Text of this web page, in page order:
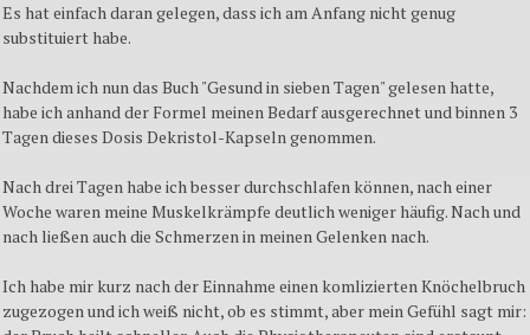
Es hat einfach daran gelegen, dass ich am Anfang nicht genug
substituiert habe.
Nachdem ich nun das Buch "Gesund in sieben Tagen" gelesen hatte,
habe ich anhand der Formel meinen Bedarf ausgerechnet und binnen 3
Tagen dieses Dosis Dekristol-Kapseln genommen.
Nach drei Tagen habe ich besser durchschlafen können, nach einer
Woche waren meine Muskelkrämpfe deutlich weniger häufig. Nach und
nach ließen auch die Schmerzen in meinen Gelenken nach.
Ich habe mir kurz nach der Einnahme einen komlizierten Knöchelbruch
zugezogen und ich weiß nicht, ob es stimmt, aber mein Gefühl sagt mir: